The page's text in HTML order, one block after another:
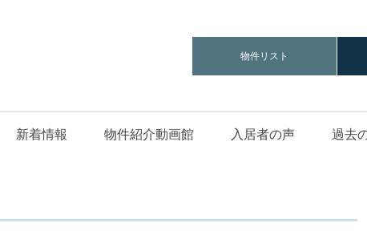
物件リスト
新着情報 物件紹介動画館 入居者の声 過去